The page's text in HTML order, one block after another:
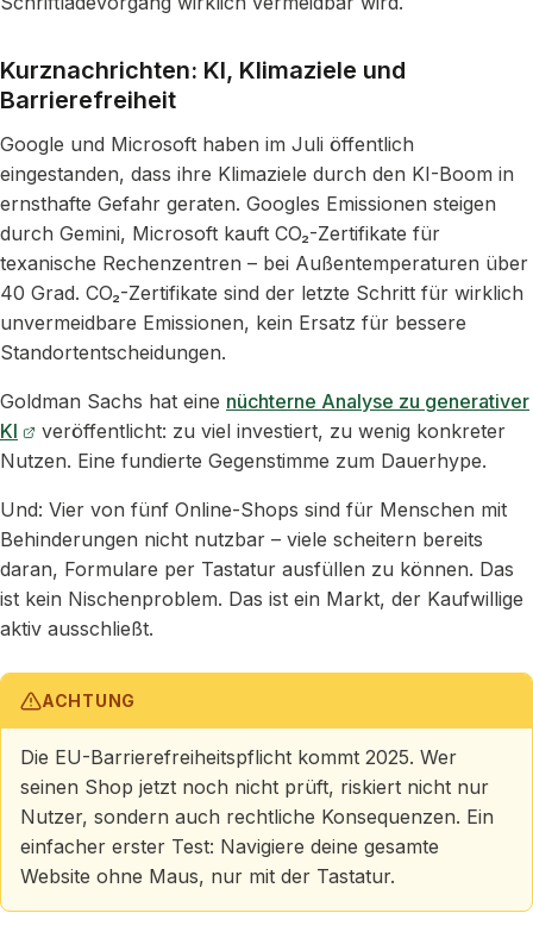
Kurznachrichten: KI, Klimaziele und
Barrierefreiheit
Google und Microsoft haben im Juli öffentlich
eingestanden, dass ihre Klimaziele durch den KI-Boom in
ernsthafte Gefahr geraten. Googles Emissionen steigen
durch Gemini, Microsoft kauft CO₂-Zertifikate für
texanische Rechenzentren – bei Außentemperaturen über
40 Grad. CO₂-Zertifikate sind der letzte Schritt für wirklich
unvermeidbare Emissionen, kein Ersatz für bessere
Standortentscheidungen.
Goldman Sachs hat eine nüchterne Analyse zu generativer
KI
veröffentlicht: zu viel investiert, zu wenig konkreter
Nutzen. Eine fundierte Gegenstimme zum Dauerhype.
Und: Vier von fünf Online-Shops sind für Menschen mit
Behinderungen nicht nutzbar – viele scheitern bereits
daran, Formulare per Tastatur ausfüllen zu können. Das
ist kein Nischenproblem. Das ist ein Markt, der Kaufwillige
aktiv ausschließt.
ACHTUNG
Die EU-Barrierefreiheitspflicht kommt 2025. Wer
seinen Shop jetzt noch nicht prüft, riskiert nicht nur
Nutzer, sondern auch rechtliche Konsequenzen. Ein
einfacher erster Test: Navigiere deine gesamte
Website ohne Maus, nur mit der Tastatur.